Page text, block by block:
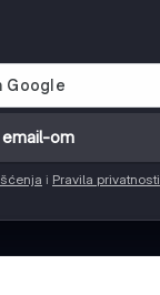
om
i Pravila privatnosti